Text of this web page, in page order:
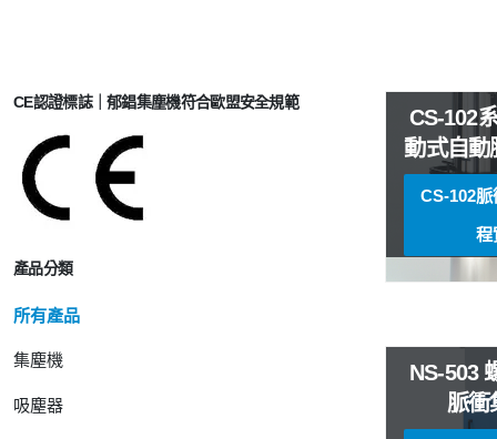
CE認證標誌｜郁錩集塵機符合歐盟安全規範
產品分類
所有產品
集塵機
吸塵器
CS-102
動式自動
（乾
CS-102
程
NS-503
脈衝